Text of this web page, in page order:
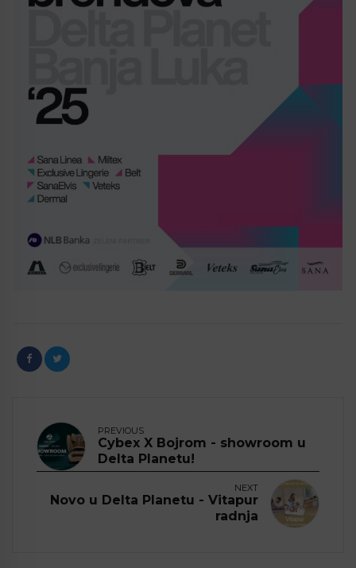
PREVIOUS
Cybex X Bojrom - showroom u
Delta Planetu!
NEXT
Novo u Delta Planetu - Vitapur
radnja